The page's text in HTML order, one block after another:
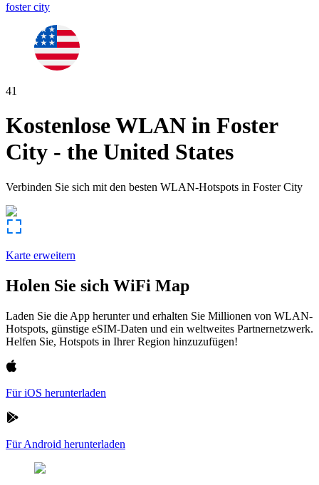
foster city
41
Kostenlose WLAN in Foster
City - the United States
Verbinden Sie sich mit den besten WLAN-Hotspots in Foster City
Karte erweitern
Holen Sie sich WiFi Map
Laden Sie die App herunter und erhalten Sie Millionen von WLAN-
Hotspots, günstige eSIM-Daten und ein weltweites Partnernetzwerk.
Helfen Sie, Hotspots in Ihrer Region hinzuzufügen!
Für iOS herunterladen
Für Android herunterladen